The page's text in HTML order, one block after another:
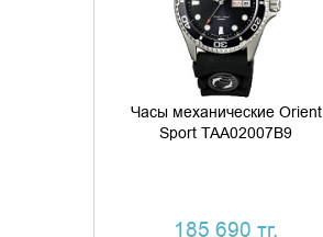
Часы механические Orient
Sport TAA02007B9
185 690 тг.
КУПИТЬ В 1 КЛИК